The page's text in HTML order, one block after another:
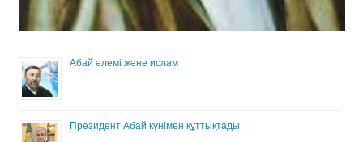
Абай әлемі және ислам
Президент Абай күнімен құттықтады